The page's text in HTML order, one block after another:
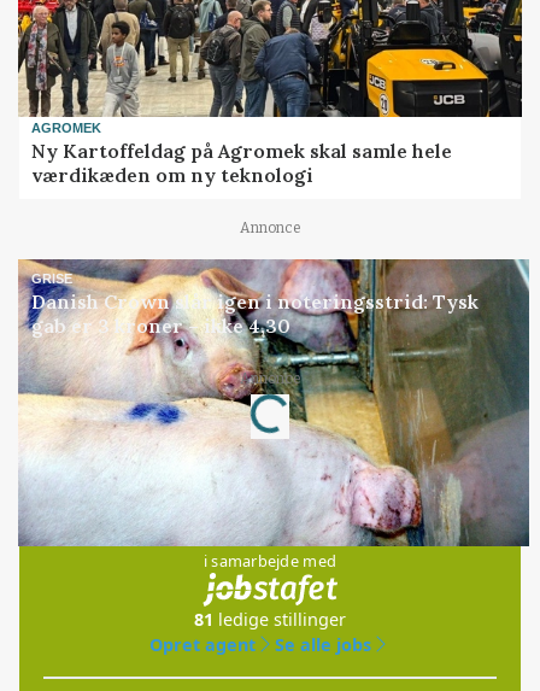
AGROMEK
Ny Kartoffeldag på Agromek skal samle hele
værdikæden om ny teknologi
Annonce
GRISE
Danish Crown slår igen i noteringsstrid: Tysk
gab er 3 kroner – ikke 4,30
Annonce
Loading...
Jobs
i samarbejde med
81 ledige stillinger
Opret agent
Se alle jobs